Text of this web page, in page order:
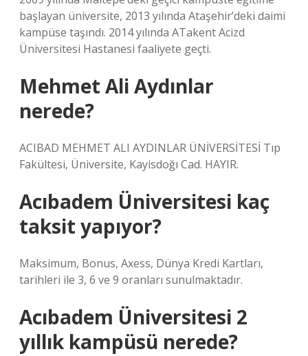
başlayan üniversite, 2013 yılında Ataşehir’deki daimi
kampüse taşındı. 2014 yılında ATakent Acizd
Üniversitesi Hastanesi faaliyete geçti.
Mehmet Ali Aydınlar
nerede?
ACIBAD MEHMET ALI AYDINLAR ÜNİVERSİTESİ Tıp
Fakültesi, Üniversite, Kayisdoğı Cad. HAYIR.
Acıbadem Üniversitesi kaç
taksit yapıyor?
Maksimum, Bonus, Axess, Dünya Kredi Kartları,
tarihleri ile 3, 6 ve 9 oranları sunulmaktadır.
Acıbadem Üniversitesi 2
yıllık kampüsü nerede?